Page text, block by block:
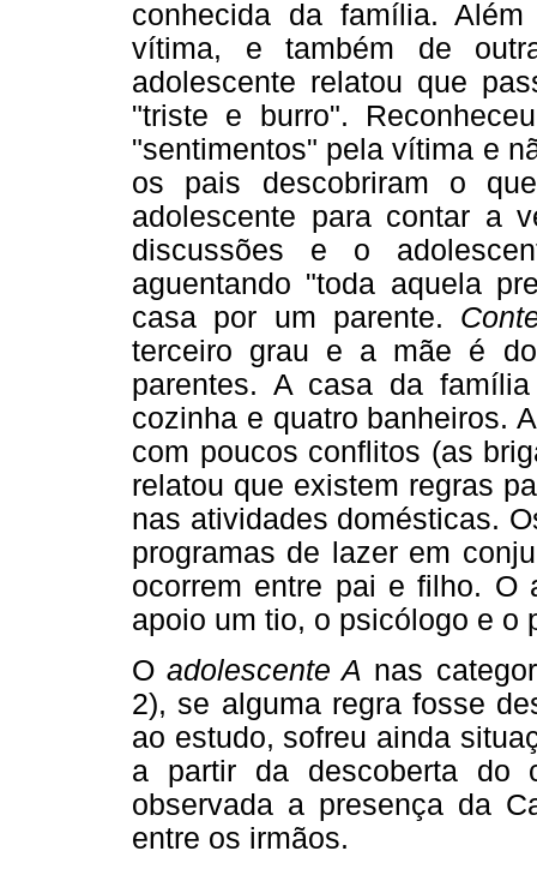
conhecida da família.
vítima, e também de
adolescente relatou que
"triste e burro".
"sentimentos" pela vítima e
os pais descobriram o
adolescente para contar a
discussões e o
aguentando "toda aquela
casa por um parente.
terceiro grau e a mãe é
parentes. A casa da
cozinha e quatro banheiros.
com poucos conflitos (as
relatou que existem regras
nas atividades domésticas.
programas de lazer em
ocorrem entre pai e filho. O
apoio um tio, o psicólogo e o
Oadolescente A nas
2), se alguma regra fosse
ao estudo, sofreu ainda
a partir da descoberta do
observada a presença da
entre os irmãos.